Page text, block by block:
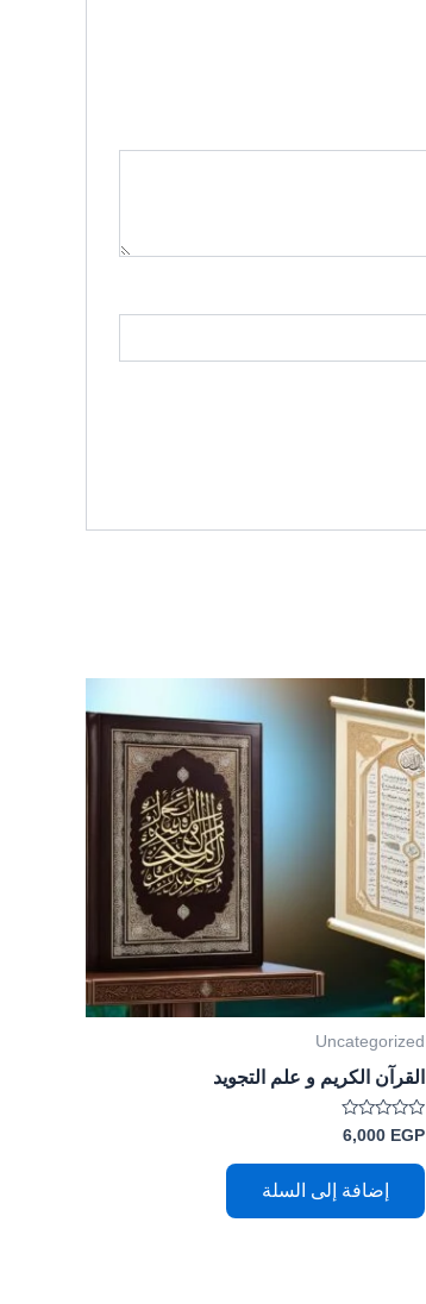
Uncategorized
القرآن الكريم و علم التجويد
تم
التقييم
0
من
6,000 EGP
إضافة إلى السلة